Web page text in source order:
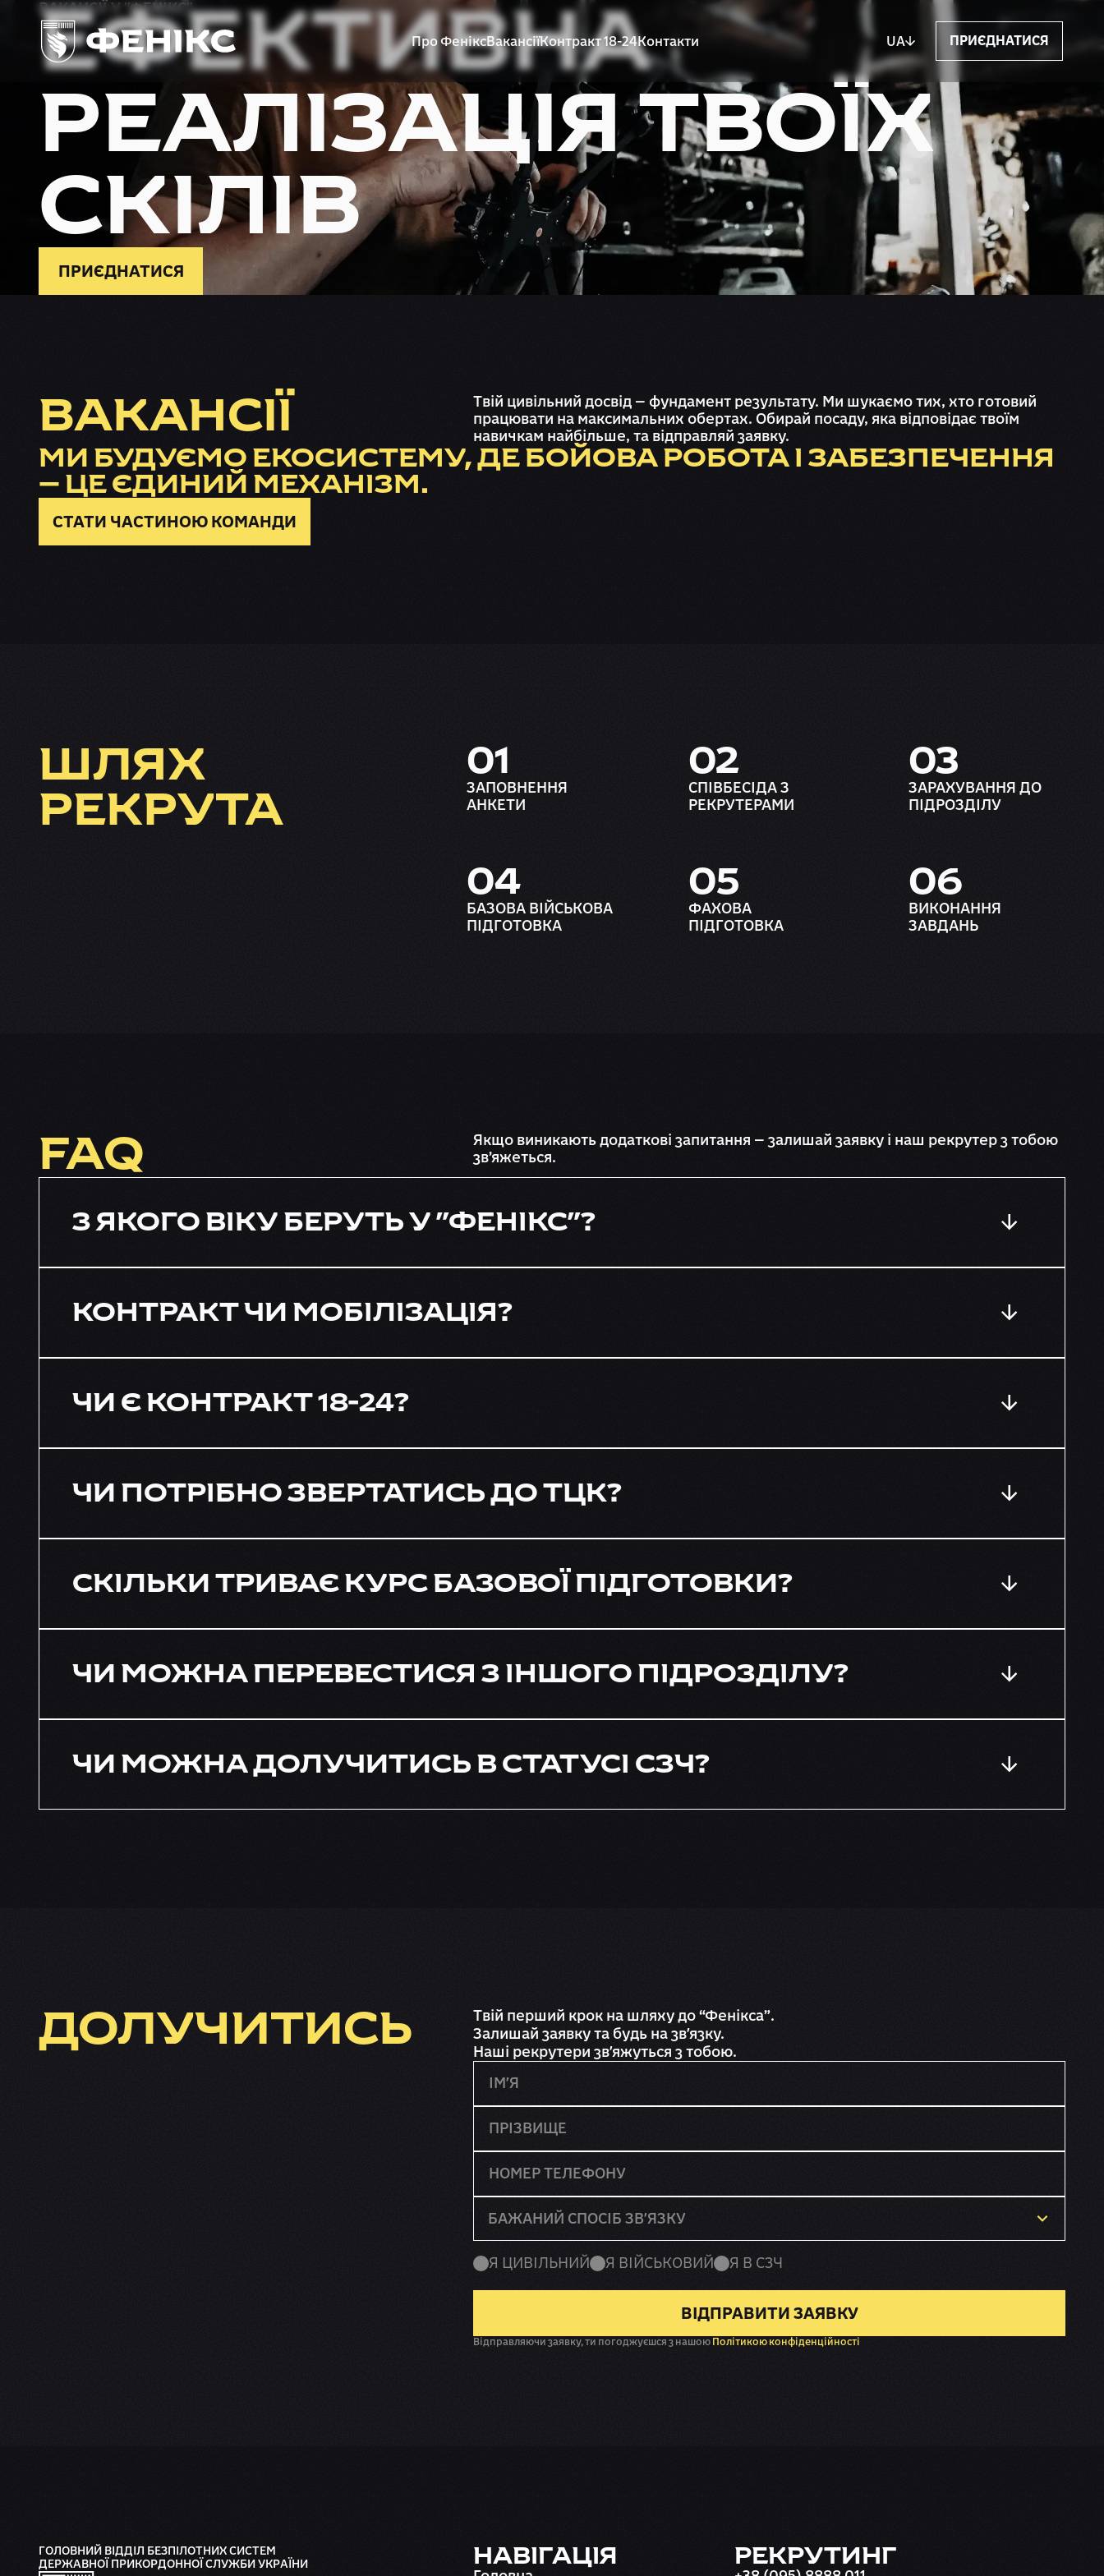
Про ФеніксВакансіїКонтракт 18-24Контакти UA ПРИЄДНАТИСЯ
ВАКАНСІЇ У "ФЕНІКС"
ЕФЕКТИВНА
РЕАЛІЗАЦІЯ ТВОЇХ
СКІЛІВ
ПРИЄДНАТИСЯ
ВАКАНСІЇ
Твій цивільний досвід — фундамент результату. Ми шукаємо тих, хто готовий
працювати на максимальних обертах. Обирай посаду, яка відповідає твоїм
навичкам найбільше, та відправляй заявку.
МИ БУДУЄМО ЕКОСИСТЕМУ, ДЕ БОЙОВА РОБОТА І ЗАБЕЗПЕЧЕННЯ
— ЦЕ ЄДИНИЙ МЕХАНІЗМ.
СТАТИ ЧАСТИНОЮ КОМАНДИ
ШЛЯХ
РЕКРУТА
01
ЗАПОВНЕННЯ
АНКЕТИ
02
СПІВБЕСІДА З
РЕКРУТЕРАМИ
03
ЗАРАХУВАННЯ ДО
ПІДРОЗДІЛУ
04
БАЗОВА ВІЙСЬКОВА
ПІДГОТОВКА
05
ФАХОВА
ПІДГОТОВКА
06
ВИКОНАННЯ
ЗАВДАНЬ
FAQ
Якщо виникають додаткові запитання — залишай заявку і наш рекрутер з тобою
звʼяжеться.
З ЯКОГО ВІКУ БЕРУТЬ У "ФЕНІКС"?
КОНТРАКТ ЧИ МОБІЛІЗАЦІЯ?
ЧИ Є КОНТРАКТ 18-24?
ЧИ ПОТРІБНО ЗВЕРТАТИСЬ ДО ТЦК?
СКІЛЬКИ ТРИВАЄ КУРС БАЗОВОЇ ПІДГОТОВКИ?
ЧИ МОЖНА ПЕРЕВЕСТИСЯ З ІНШОГО ПІДРОЗДІЛУ?
ЧИ МОЖНА ДОЛУЧИТИСЬ В СТАТУСІ СЗЧ?
ДОЛУЧИТИСЬ
Твій перший крок на шляху до “Фенікса”.
Залишай заявку та будь на зв'язку.
Наші рекрутери зв'яжуться з тобою.
БАЖАНИЙ СПОСІБ ЗВ'ЯЗКУ
Я ЦИВІЛЬНИЙ Я ВІЙСЬКОВИЙ Я В СЗЧ
ВІДПРАВИТИ ЗАЯВКУ
Відправляючи заявку, ти погоджуєшся з нашою Політикою конфіденційності
ГОЛОВНИЙ ВІДДІЛ БЕЗПІЛОТНИХ СИСТЕМ
ДЕРЖАВНОЇ ПРИКОРДОННОЇ СЛУЖБИ УКРАЇНИ
НАВІГАЦІЯ РЕКРУТИНГ